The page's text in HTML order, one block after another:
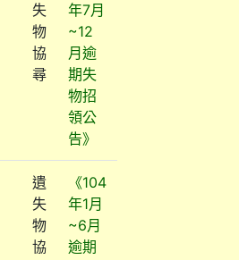
失
物
協
尋
年7月
~12
月逾
期失
物招
領公
告》
遺
失
物
協
《104
年1月
~6月
逾期